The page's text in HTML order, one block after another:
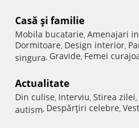
Casă şi familie
Mobila bucatarie, Amenajari
Dormitoare, Design interior,
singura, Gravide, Femei
Actualitate
Din culise, Interviu, Stirea zilei,
autism, Despărţiri celebre,